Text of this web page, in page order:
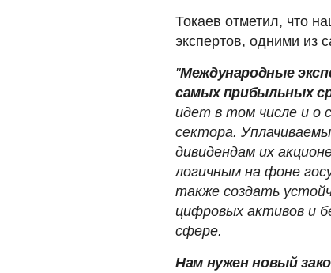
Токаев отметил, что
экспертов, одними из
"Международные
самых прибыльных
идет в том числе и о
сектора.
дивидендам их
логичным на фоне
также создать
цифровых активов и
сфере.
Нам нужен новый